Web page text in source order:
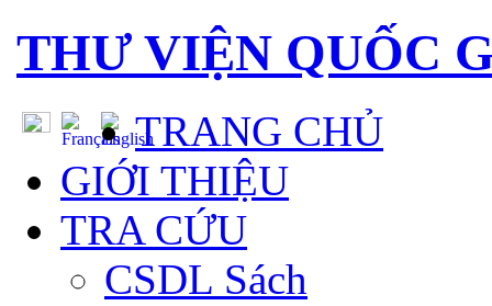
THƯ VIỆN QUỐC
TRANG CHỦ
GIỚI THIỆU
TRA CỨU
CSDL Sách